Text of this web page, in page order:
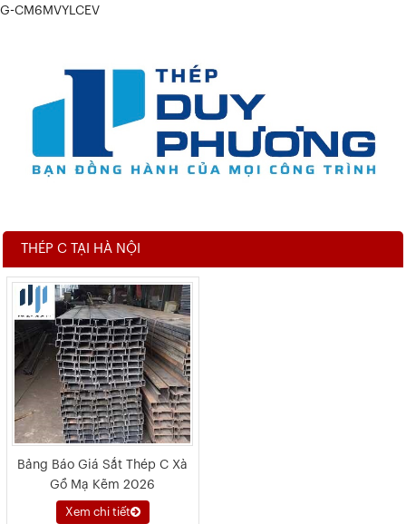
G-CM6MVYLCEV
THÉP C TẠI HÀ NỘI
Bảng Báo Giá Sắt Thép C Xà
Gồ Mạ Kẽm 2026
Xem chi tiết